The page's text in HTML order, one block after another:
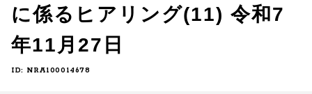
に係るヒアリング(11) 令和7
年11月27日
ID: NRA100014678